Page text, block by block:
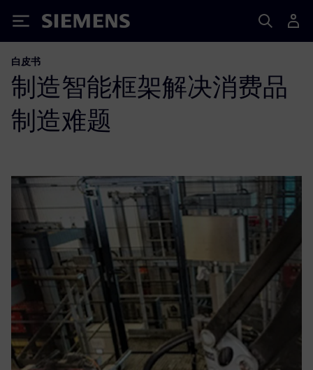
Siemens
白皮书
制造智能框架解决消费品
制造难题